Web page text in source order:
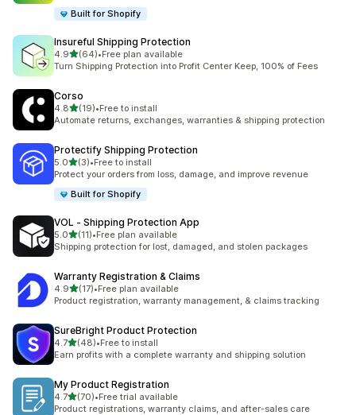
Built for Shopify
Insureful Shipping Protection
4.95つ星中
(64)
合計レビュー数：64件
•Free plan available
Turn Shipping Protection into Profit Center Keep, 100% of Fees
Corso
4.85つ星中
(19)
合計レビュー数：19件
•Free to install
Automate returns, exchanges, warranties & shipping protection
Protectify Shipping Protection
5.05つ星中
(3)
合計レビュー数：3件
•Free to install
Protect your orders from loss, damage, and improve revenue
Built for Shopify
VOL ‑ Shipping Protection App
5.05つ星中
(11)
合計レビュー数：11件
•Free plan available
Shipping protection for lost, damaged, and stolen packages
Warranty Registration & Claims
4.95つ星中
(17)
合計レビュー数：17件
•Free plan available
Product registration, warranty management, & claims tracking
SureBright Product Protection
4.75つ星中
(48)
合計レビュー数：48件
•Free to install
Earn profits with a complete warranty and shipping solution
My Product Registration
4.75つ星中
(70)
合計レビュー数：70件
•Free trial available
Product registrations, warranty claims, and after-sales care